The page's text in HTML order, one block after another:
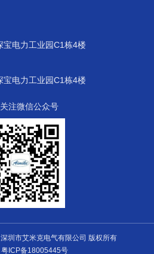
电力工业园C1栋4楼
电力工业园C1栋4楼
关注微信公众号
圳市艾米克电气有限公司 版权所有
ICP备18005445号